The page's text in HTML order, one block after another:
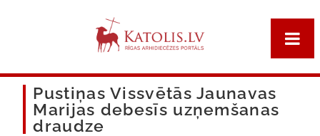
Pustiņas Vissvētās Jaunavas
Marijas debesīs uzņemšanas
draudze